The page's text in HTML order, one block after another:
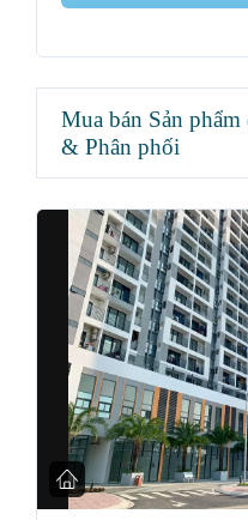
Mua bán Sản
& Phân phối